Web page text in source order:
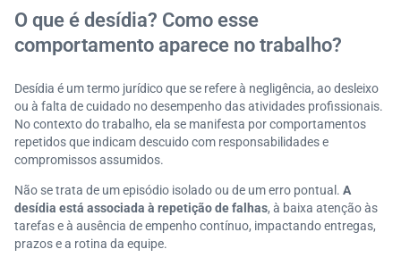
ça as vagas da Serasa Experian
O que é desídia? Como esse
comportamento aparece no trabalho?
Desídia é um termo jurídico que se refere à negligência, ao desleixo
ou à falta de cuidado no desempenho das atividades profissionais.
No contexto do trabalho, ela se manifesta por comportamentos
repetidos que indicam descuido com responsabilidades e
compromissos assumidos.
Não se trata de um episódio isolado ou de um erro pontual. A
desídia está associada à repetição de falhas, à baixa atenção às
tarefas e à ausência de empenho contínuo, impactando entregas,
prazos e a rotina da equipe.